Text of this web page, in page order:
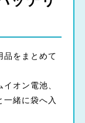
品をまとめて
オン電池、
一緒に袋へ入